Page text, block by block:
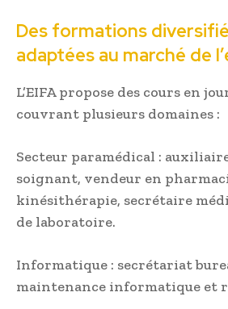
Des formations
adaptées au marché de
L’EIFA propose des cours en
couvrant plusieurs domaines :
Secteur paramédical :
soignant, vendeur en
kinésithérapie, secrétaire
de laboratoire.
Informatique : secrétariat
maintenance informatique et